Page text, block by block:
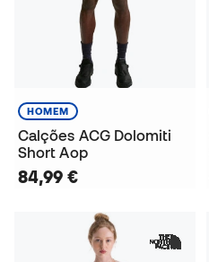
HOMEM
Calções ACG Dolomiti
Short Aop
84,99 €